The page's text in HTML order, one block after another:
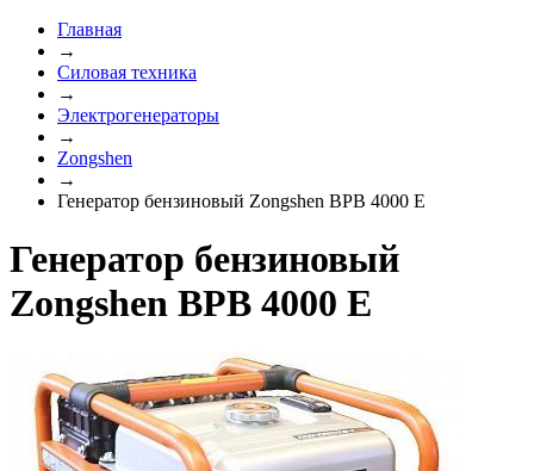
Главная
→
Силовая техника
→
Электрогенераторы
→
Zongshen
→
Генератор бензиновый Zongshen BPB 4000 E
Генератор бензиновый
Zongshen BPB 4000 E